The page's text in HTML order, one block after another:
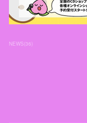
NEWS(36)